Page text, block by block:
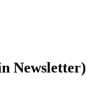
Newsletter)